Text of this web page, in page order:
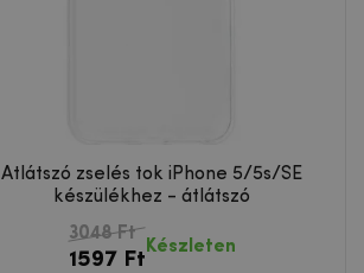
Átlátszó zselés tok iPhone 5/5s/SE
készülékhez - átlátszó
3048 Ft
1597 Ft
Készleten